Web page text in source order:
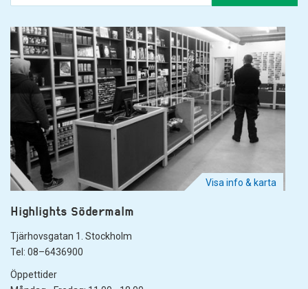
Visa info & karta
Highlights Södermalm
Tjärhovsgatan 1. Stockholm
Tel: 08–6436900
Öppettider